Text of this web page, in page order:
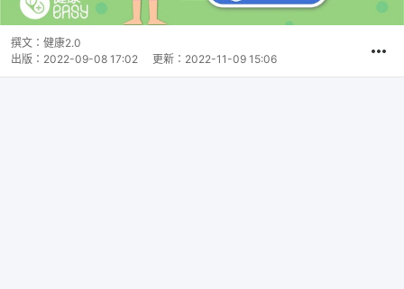
撰文： 健康2.0
出版： 2022-09-08 17:02 更新： 2022-11-09 15:06